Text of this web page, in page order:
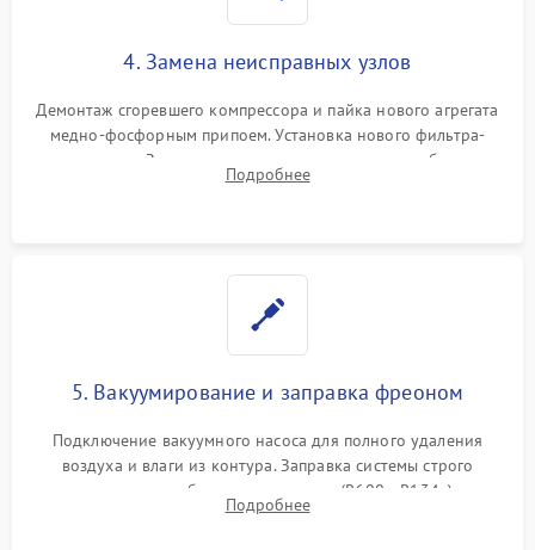
4. Замена неисправных узлов
Демонтаж сгоревшего компрессора и пайка нового агрегата
медно-фосфорным припоем. Установка нового фильтра-
осушителя. Замена изношенных вентиляторов обдува,
сломанных заслонок или поврежденных дверных петель.
Подробнее
5. Вакуумирование и заправка фреоном
Подключение вакуумного насоса для полного удаления
воздуха и влаги из контура. Заправка системы строго
дозированным объемом хладагента (R600a, R134a) по
электронным весам. Контроль рабочего давления в системе.
Подробнее